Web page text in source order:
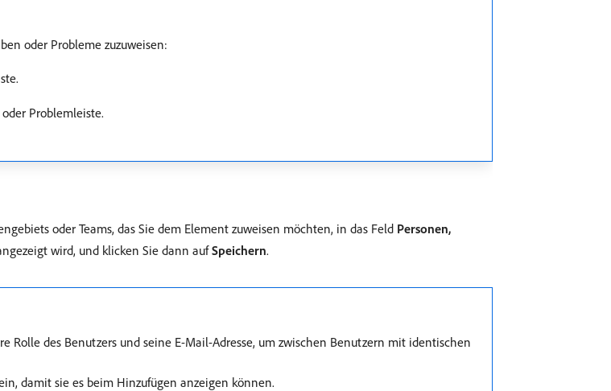
oder Probleme zuzuweisen:
Problemleiste.
oder Teams, das Sie dem Element zuweisen möchten, in das Feld Personen,
wird, und klicken Sie dann aufSpeichern.
Rolle des Benutzers und seine E-Mail-Adresse, um zwischen Benutzern mit identischen
damit sie es beim Hinzufügen anzeigen können.